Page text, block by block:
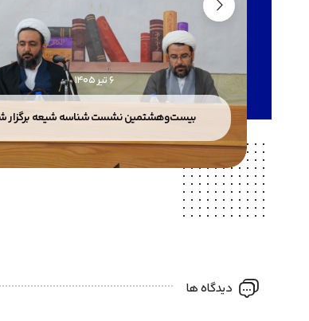
6 تیر 1405
بیست‌وهشتمین نشست شناسه شیعه برگزار
دیدگاه ها